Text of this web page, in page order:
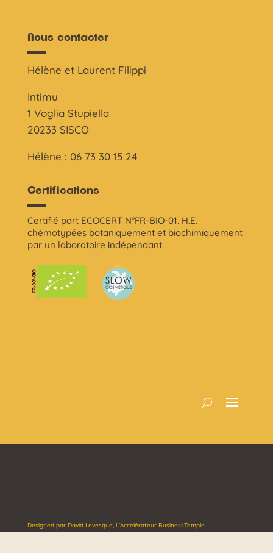
Nous contacter
Hélène et Laurent Filippi
Intimu
1 Voglia Stupiella
20233 SISCO
Hélène : 06 73 30 15 24
Certifications
Certifié part ECOCERT N°FR-BIO-01. H.E.
chémotypées botaniquement et biochimiquement
par un laboratoire indépendant.
Designed par David Levesque, L’Accélérateur BusinessTemple